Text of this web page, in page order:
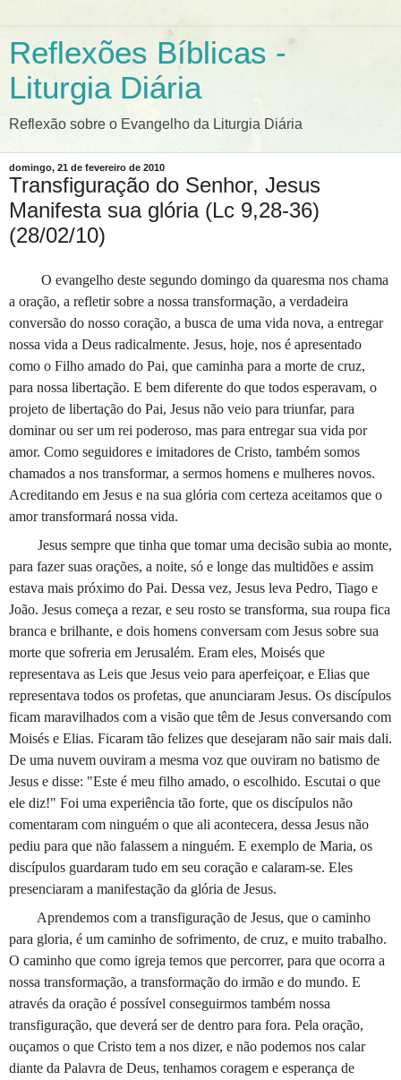
Reflexões Bíblicas -
Liturgia Diária
Reflexão sobre o Evangelho da Liturgia Diária
domingo, 21 de fevereiro de 2010
Transfiguração do Senhor, Jesus
Manifesta sua glória (Lc 9,28-36)
(28/02/10)
O evangelho deste segundo domingo da quaresma nos chama
a oração, a refletir sobre a nossa transformação, a verdadeira
conversão do nosso coração, a busca de uma vida nova, a entregar
nossa vida a Deus radicalmente. Jesus, hoje, nos é apresentado
como o Filho amado do Pai, que caminha para a morte de cruz,
para nossa libertação. E bem diferente do que todos esperavam, o
projeto de libertação do Pai, Jesus não veio para triunfar, para
dominar ou ser um rei poderoso, mas para entregar sua vida por
amor. Como seguidores e imitadores de Cristo, também somos
chamados a nos transformar, a sermos homens e mulheres novos.
Acreditando em Jesus e na sua glória com certeza aceitamos que o
amor transformará nossa vida.
Jesus sempre que tinha que tomar uma decisão subia ao monte,
para fazer suas orações, a noite, só e longe das multidões e assim
estava mais próximo do Pai. Dessa vez, Jesus leva Pedro, Tiago e
João. Jesus começa a rezar, e seu rosto se transforma, sua roupa fica
branca e brilhante, e dois homens conversam com Jesus sobre sua
morte que sofreria em Jerusalém. Eram eles, Moisés que
representava as Leis que Jesus veio para aperfeiçoar, e Elias que
representava todos os profetas, que anunciaram Jesus. Os discípulos
ficam maravilhados com a visão que têm de Jesus conversando com
Moisés e Elias. Ficaram tão felizes que desejaram não sair mais dali.
De uma nuvem ouviram a mesma voz que ouviram no batismo de
Jesus e disse: "Este é meu filho amado, o escolhido. Escutai o que
ele diz!" Foi uma experiência tão forte, que os discípulos não
comentaram com ninguém o que ali acontecera, dessa Jesus não
pediu para que não falassem a ninguém. E exemplo de Maria, os
discípulos guardaram tudo em seu coração e calaram-se. Eles
presenciaram a manifestação da glória de Jesus.
Aprendemos com a transfiguração de Jesus, que o caminho
para gloria, é um caminho de sofrimento, de cruz, e muito trabalho.
O caminho que como igreja temos que percorrer, para que ocorra a
nossa transformação, a transformação do irmão e do mundo. E
através da oração é possível conseguirmos também nossa
transfiguração, que deverá ser de dentro para fora. Pela oração,
ouçamos o que Cristo tem a nos dizer, e não podemos nos calar
diante da Palavra de Deus, tenhamos coragem e esperança de